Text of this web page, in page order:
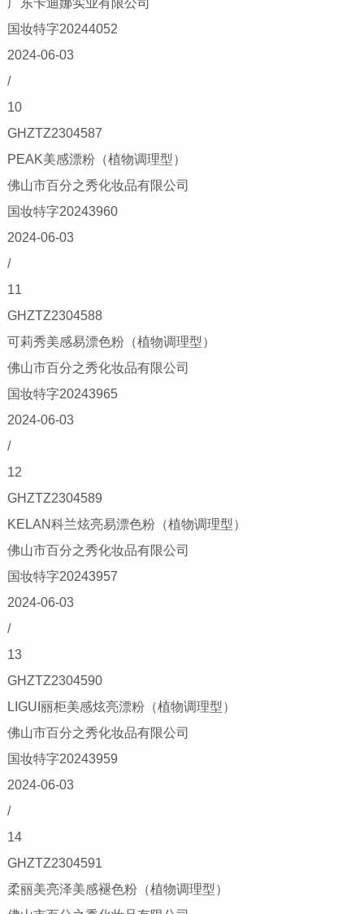
广东卡迪娜实业有限公司
国妆特字20244052
2024-06-03
/
10
GHZTZ2304587
PEAK美感漂粉（植物调理型）
佛山市百分之秀化妆品有限公司
国妆特字20243960
2024-06-03
/
11
GHZTZ2304588
可莉秀美感易漂色粉（植物调理型）
佛山市百分之秀化妆品有限公司
国妆特字20243965
2024-06-03
/
12
GHZTZ2304589
KELAN科兰炫亮易漂色粉（植物调理型）
佛山市百分之秀化妆品有限公司
国妆特字20243957
2024-06-03
/
13
GHZTZ2304590
LIGUI丽柜美感炫亮漂粉（植物调理型）
佛山市百分之秀化妆品有限公司
国妆特字20243959
2024-06-03
/
14
GHZTZ2304591
柔丽美亮泽美感褪色粉（植物调理型）